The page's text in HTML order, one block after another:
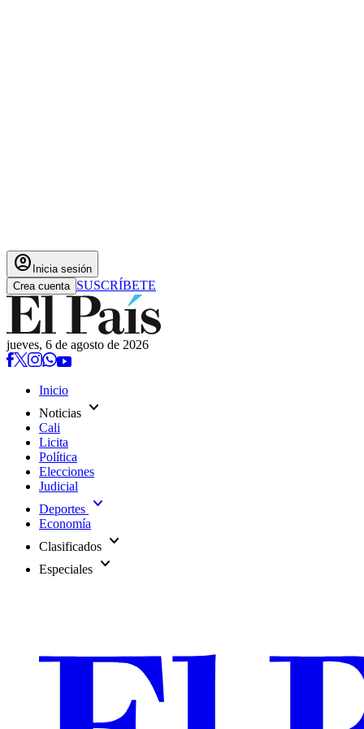
account_circle Inicia sesión
Crea cuenta SUSCRÍBETE
jueves, 6 de agosto de 2026
Inicio
Noticias expand_more
Cali
Licita
Política
Elecciones
Judicial
Deportes expand_more
Economía
Clasificados expand_more
Especiales expand_more